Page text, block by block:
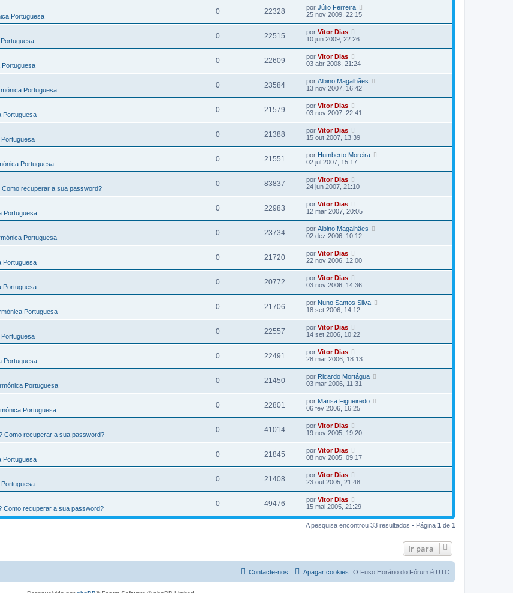
Portuguesa
0 22328 por Júlio Ferreira
25 nov 2009, 22:15
0 22515 por Vitor Dias
10 jun 2009, 22:26
Portuguesa
0 22609 por Vitor Dias
03 abr 2008, 21:24
Portuguesa
0 23584 por Albino Magalhães
13 nov 2007, 16:42
Portuguesa
0 21579 por Vitor Dias
03 nov 2007, 22:41
0 21388 por Vitor Dias
15 out 2007, 13:39
Portuguesa
0 21551 por Humberto Moreira
02 jul 2007, 15:17
recuperar a sua password?
0 83837 por Vitor Dias
24 jun 2007, 21:10
Portuguesa
0 22983 por Vitor Dias
12 mar 2007, 20:05
Portuguesa
0 23734 por Albino Magalhães
02 dez 2006, 10:12
Portuguesa
0 21720 por Vitor Dias
22 nov 2006, 12:00
Portuguesa
0 20772 por Vitor Dias
03 nov 2006, 14:36
Portuguesa
0 21706 por Nuno Santos Silva
18 set 2006, 14:12
0 22557 por Vitor Dias
14 set 2006, 10:22
Portuguesa
0 22491 por Vitor Dias
28 mar 2006, 18:13
Portuguesa
0 21450 por Ricardo Mortágua
03 mar 2006, 11:31
Portuguesa
0 22801 por Marisa Figueiredo
06 fev 2006, 16:25
Como recuperar a sua password?
0 41014 por Vitor Dias
19 nov 2005, 19:20
Portuguesa
0 21845 por Vitor Dias
08 nov 2005, 09:17
0 21408 por Vitor Dias
23 out 2005, 21:48
Como recuperar a sua password?
0 49476 por Vitor Dias
15 mai 2005, 21:29
A pesquisa encontrou 33 resultados • Página 1 de 1
Ir para
O Fuso Horário do Fórum é UTC
Apagar cookies
Contacte-nos